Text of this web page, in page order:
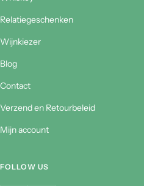
Relatiegeschenken
Wijnkiezer
Blog
Contact
Verzend en Retourbeleid
Mijn account
FOLLOW US